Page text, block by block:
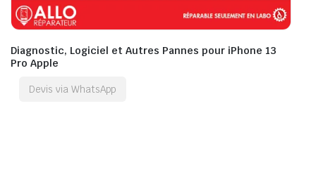
Diagnostic, Logiciel et Autres Pannes pour iPhone 13
Pro Apple
Devis via WhatsApp